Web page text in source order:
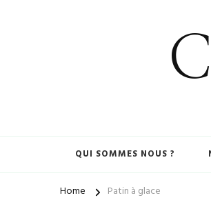
QUI SOMMES NOUS ?
Home Patin à glace